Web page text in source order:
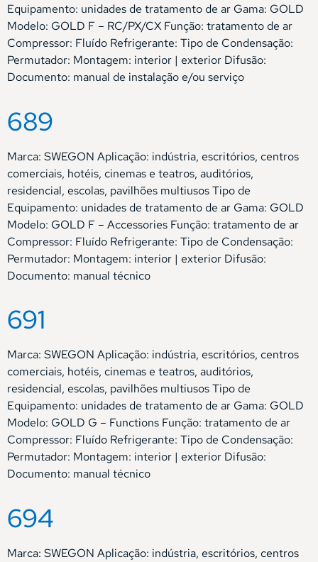
Equipamento: unidades de tratamento de ar Gama: GOLD
Modelo: GOLD F – RC/PX/CX Função: tratamento de ar
Compressor: Fluído Refrigerante: Tipo de Condensação:
Permutador: Montagem: interior | exterior Difusão:
Documento: manual de instalação e/ou serviço
689
Marca: SWEGON Aplicação: indústria, escritórios, centros
comerciais, hotéis, cinemas e teatros, auditórios,
residencial, escolas, pavilhões multiusos Tipo de
Equipamento: unidades de tratamento de ar Gama: GOLD
Modelo: GOLD F – Accessories Função: tratamento de ar
Compressor: Fluído Refrigerante: Tipo de Condensação:
Permutador: Montagem: interior | exterior Difusão:
Documento: manual técnico
691
Marca: SWEGON Aplicação: indústria, escritórios, centros
comerciais, hotéis, cinemas e teatros, auditórios,
residencial, escolas, pavilhões multiusos Tipo de
Equipamento: unidades de tratamento de ar Gama: GOLD
Modelo: GOLD G – Functions Função: tratamento de ar
Compressor: Fluído Refrigerante: Tipo de Condensação:
Permutador: Montagem: interior | exterior Difusão:
Documento: manual técnico
694
Marca: SWEGON Aplicação: indústria, escritórios, centros